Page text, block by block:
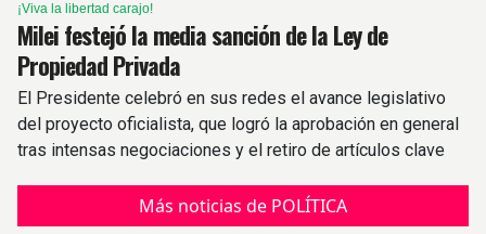
¡Viva la libertad carajo!
Milei festejó la media sanción de la Ley de
Propiedad Privada
El Presidente celebró en sus redes el avance legislativo
del proyecto oficialista, que logró la aprobación en general
tras intensas negociaciones y el retiro de artículos clave
Más noticias de POLÍTICA